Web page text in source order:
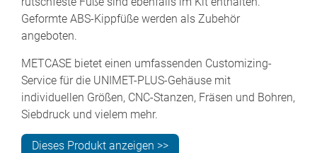
Geformte ABS-Kippfüße werden als Zubehör
angeboten.
METCASE bietet einen umfassenden Customizing-
Service für die UNIMET-PLUS-Gehäuse mit
individuellen Größen, CNC-Stanzen, Fräsen und Bohren,
Siebdruck und vielem mehr.
Dieses Produkt anzeigen >>